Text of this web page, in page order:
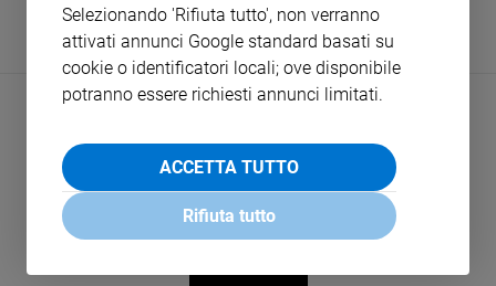
Vai
Foto
Selezionando 'Rifiuta tutto', non verranno
attivati annunci Google standard basati su
cookie o identificatori locali; ove disponibile
potranno essere richiesti annunci limitati.
ACCETTA TUTTO
Rifiuta tutto